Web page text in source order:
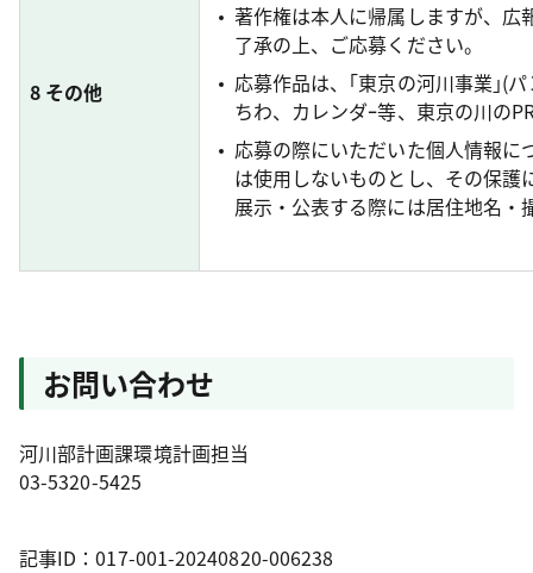
8 その他
著作権は本人に帰属しますが、広
了承の上、ご応募ください。
応募作品は、｢東京の河川事業｣(
ちわ、カレンダｰ等、東京の川の
応募の際にいただいた個人情報
は使用しないものとし、その保護
展示・公表する際には居住地名・
お問い合わせ
河川部計画課環境計画担当
03-5320-5425
記事ID：017-001-20240820-006238